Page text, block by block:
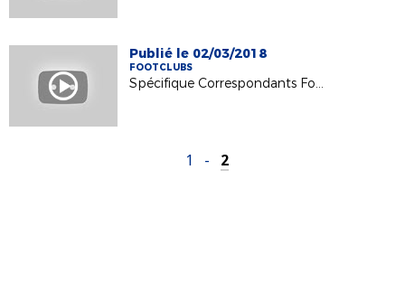
Publié le 02/03/2018
FOOTCLUBS
Spécifique Correspondants Footclubs
1 - 2